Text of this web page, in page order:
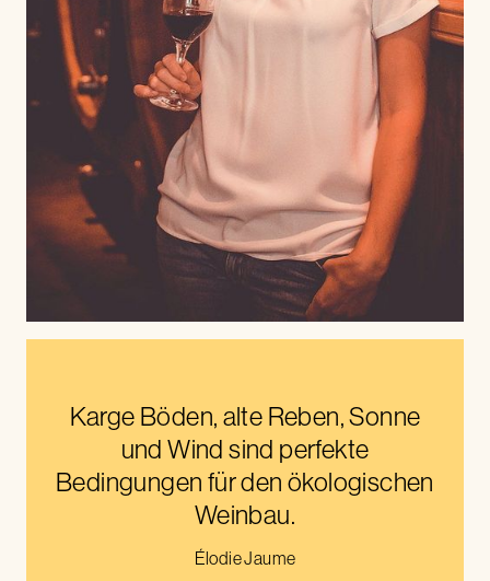
Karge Böden, alte Reben, Sonne
und Wind sind perfekte
Bedingungen für den ökologischen
Weinbau.
Élodie Jaume